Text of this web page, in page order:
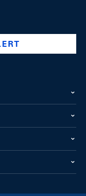
swiss-national-
@swissnationalbank